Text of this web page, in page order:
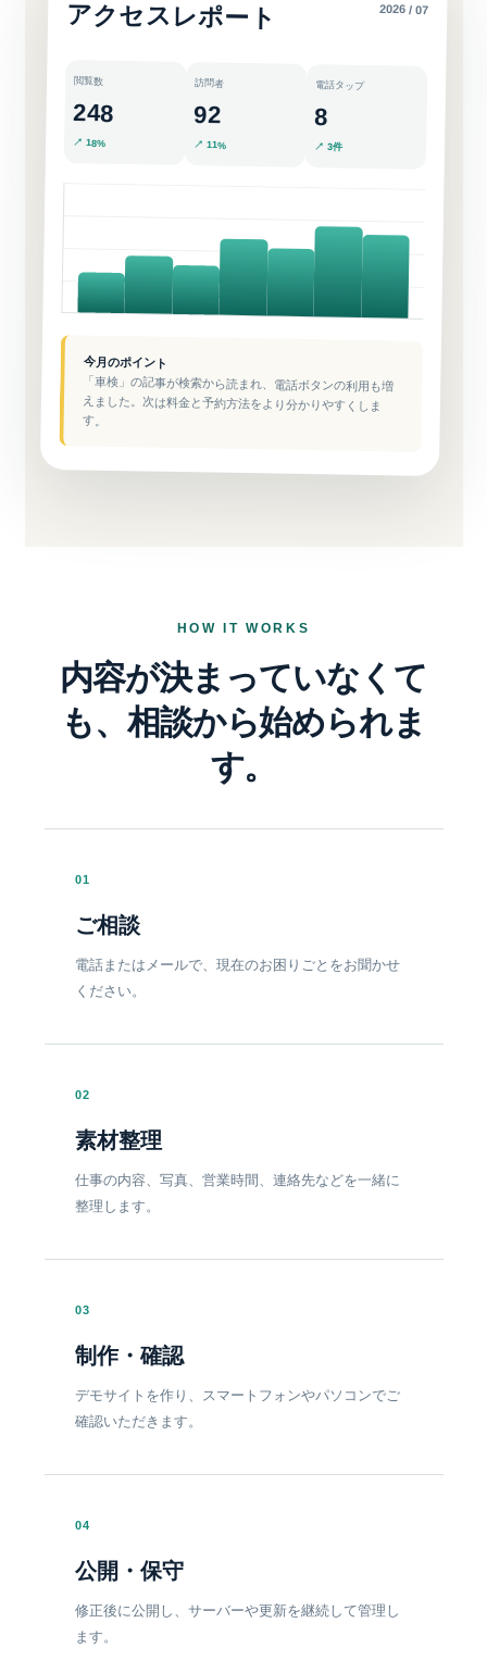
アクセスレポート 2026 / 07
閲覧数
248
↗ 18%
訪問者
92
↗ 11%
電話タップ
8
↗ 3件
今月のポイント
「車検」の記事が検索から読まれ、電話ボタンの利用も増
えました。次は料金と予約方法をより分かりやすくしま
す。
HOW IT WORKS
内容が決まっていなくて
も、相談から始められま
す。
01
ご相談
電話またはメールで、現在のお困りごとをお聞かせ
ください。
02
素材整理
仕事の内容、写真、営業時間、連絡先などを一緒に
整理します。
03
制作・確認
デモサイトを作り、スマートフォンやパソコンでご
確認いただきます。
04
公開・保守
修正後に公開し、サーバーや更新を継続して管理し
ます。